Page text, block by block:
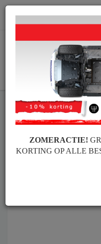
WINKELWAGEN
Motor Beschermplaat
Motor
Motor Beschermplaat
Merken
ZOMERACTIE!
KORTING OP ALLE